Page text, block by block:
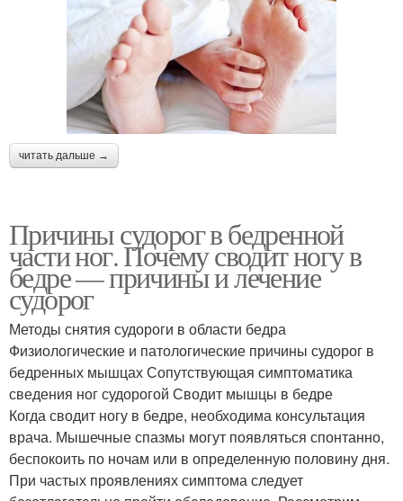
читать дальше →
Причины судорог в бедренной
части ног. Почему сводит ногу в
бедре — причины и лечение
судорог
Методы снятия судороги в области бедра
Физиологические и патологические причины судорог в
бедренных мышцах Сопутствующая симптоматика
сведения ног судорогой Сводит мышцы в бедре
Когда сводит ногу в бедре, необходима консультация
врача. Мышечные спазмы могут появляться спонтанно,
беспокоить по ночам или в определенную половину дня.
При частых проявлениях симптома следует